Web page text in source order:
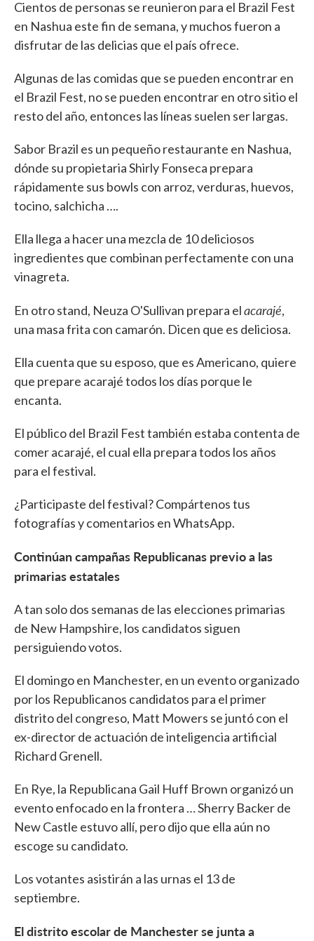
Cientos de personas se reunieron para el Brazil Fest
en Nashua este fin de semana, y muchos fueron a
disfrutar de las delicias que el país ofrece.
Algunas de las comidas que se pueden encontrar en
el Brazil Fest, no se pueden encontrar en otro sitio el
resto del año, entonces las líneas suelen ser largas.
Sabor Brazil es un pequeño restaurante en Nashua,
dónde su propietaria Shirly Fonseca prepara
rápidamente sus bowls con arroz, verduras, huevos,
tocino, salchicha ….
Ella llega a hacer una mezcla de 10 deliciosos
ingredientes que combinan perfectamente con una
vinagreta.
En otro stand, Neuza O'Sullivan prepara elacarajé,
una masa frita con camarón. Dicen que es deliciosa.
Ella cuenta que su esposo, que es Americano, quiere
que prepare acarajé todos los días porque le
encanta.
El público del Brazil Fest también estaba contenta de
comer acarajé, el cual ella prepara todos los años
para el festival.
¿Participaste del festival? Compártenos tus
fotografías y comentarios en WhatsApp.
Continúan campañas Republicanas previo a las
primarias estatales
A tan solo dos semanas de las elecciones primarias
de New Hampshire, los candidatos siguen
persiguiendo votos.
El domingo en Manchester, en un evento organizado
por los Republicanos candidatos para el primer
distrito del congreso, Matt Mowers se juntó con el
ex-director de actuación de inteligencia artificial
Richard Grenell.
En Rye, la Republicana Gail Huff Brown organizó un
evento enfocado en la frontera … Sherry Backer de
New Castle estuvo allí, pero dijo que ella aún no
escoge su candidato.
Los votantes asistirán a las urnas el 13 de
septiembre.
El distrito escolar de Manchester se junta a